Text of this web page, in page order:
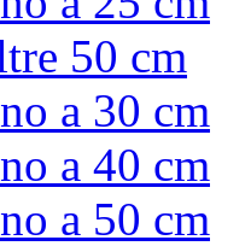
50 cm
a 30 cm
a 40 cm
a 50 cm